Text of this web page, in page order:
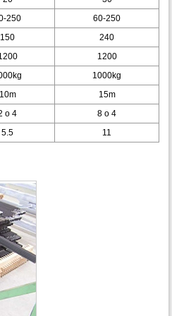
250
60-250
150
240
1200
1000kg
15m
o 4
8 o 4
5.5
11